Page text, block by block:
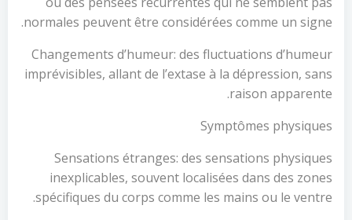
normales peuvent être considérées comme un signe.
Changements d’humeur: des fluctuations d’humeur
imprévisibles, allant de l’extase à la dépression, sans
raison apparente.
Symptômes physiques
Sensations étranges: des sensations physiques
inexplicables, souvent localisées dans des zones
spécifiques du corps comme les mains ou le ventre.